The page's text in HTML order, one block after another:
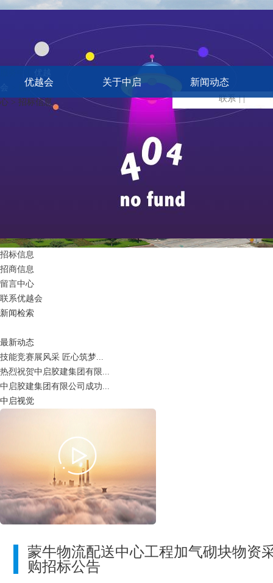
优越会 关于中启 新闻动态
联系 | |
> 服务中
心 > 招标信息
招标信息
招商信息
留言中心
联系优越会
新闻检索
最新动态
技能竞赛展风采 匠心筑梦...
热烈祝贺中启胶建集团有限...
中启胶建集团有限公司成功...
中启视觉
蒙牛物流配送中心工程加气砌块物资
购招标公告